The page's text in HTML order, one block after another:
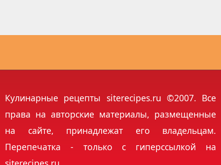
Кулинарные рецепты siterecipes.ru ©2007. Все
права на авторские материалы, размещенные
на сайте, принадлежат его владельцам.
Перепечатка - только с гиперссылкой на